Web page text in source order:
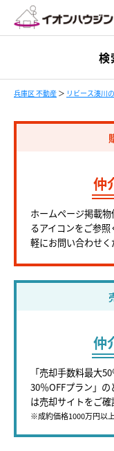
検
兵庫区 不動産 ＞ リビース湊川
仲
ホームページ掲載
るアイコンをご参
軽にお問い合わせく
仲
「売却手数料最大
30％OFFプラン」
は売却サイトをご確
※成約価格1000万円以